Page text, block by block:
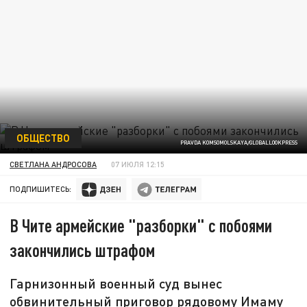
PRAVDA KOMSOMOLSKAYA/GLOBALLOOKPRESS
ОБЩЕСТВО
СВЕТЛАНА АНДРОСОВА 07 ИЮЛЯ 12:15
ПОДПИШИТЕСЬ:
В Чите армейские "разборки" с побоями
закончились штрафом
Гарнизонный военный суд вынес
обвинительный приговор рядовому Имаму